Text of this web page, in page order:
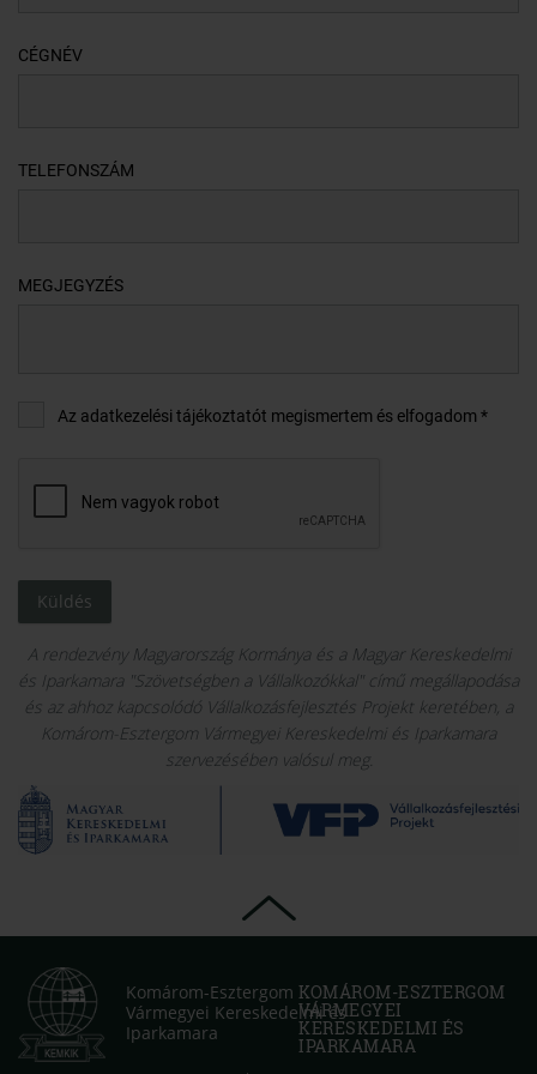
CÉGNÉV
TELEFONSZÁM
MEGJEGYZÉS
Az adatkezelési tájékoztatót megismertem és elfogadom *
Küldés
A rendezvény Magyarország Kormánya és a Magyar Kereskedelmi
és Iparkamara "Szövetségben a Vállalkozókkal" című megállapodása
és az ahhoz kapcsolódó Vállalkozásfejlesztés Projekt keretében, a
Komárom-Esztergom Vármegyei Kereskedelmi és Iparkamara
szervezésében valósul meg.
Komárom-Esztergom
Vármegyei Kereskedelmi és
Iparkamara
KOMÁROM-ESZTERGOM
VÁRMEGYEI
KERESKEDELMI ÉS
IPARKAMARA